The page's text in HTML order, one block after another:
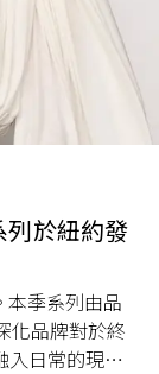
列於紐約發
本季系列由品
化品牌對於終
入日常的現代